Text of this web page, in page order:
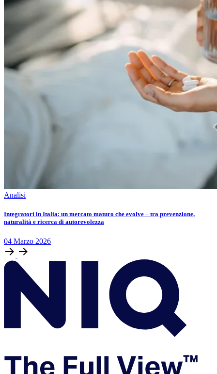
Analisi
Integratori in Italia: un mercato maturo che evolve – tra prevenzione,
naturalità e ricerca di autorevolezza
04 Marzo 2026